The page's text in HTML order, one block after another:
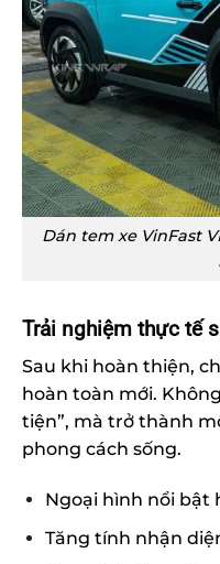
Dán tem xe VinFast
Trải nghiệm thực tế
Sau khi hoàn thiện,
hoàn toàn mới.
tiện”, mà trở thành
phong cách sống.
Ngoại hình nổi bật
Tăng tính nhận